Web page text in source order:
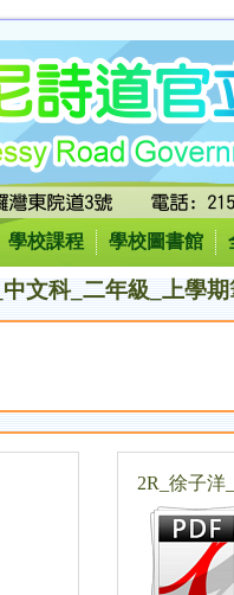
學校課程 學校圖書館
文科_二年級_上學
2R_徐子洋